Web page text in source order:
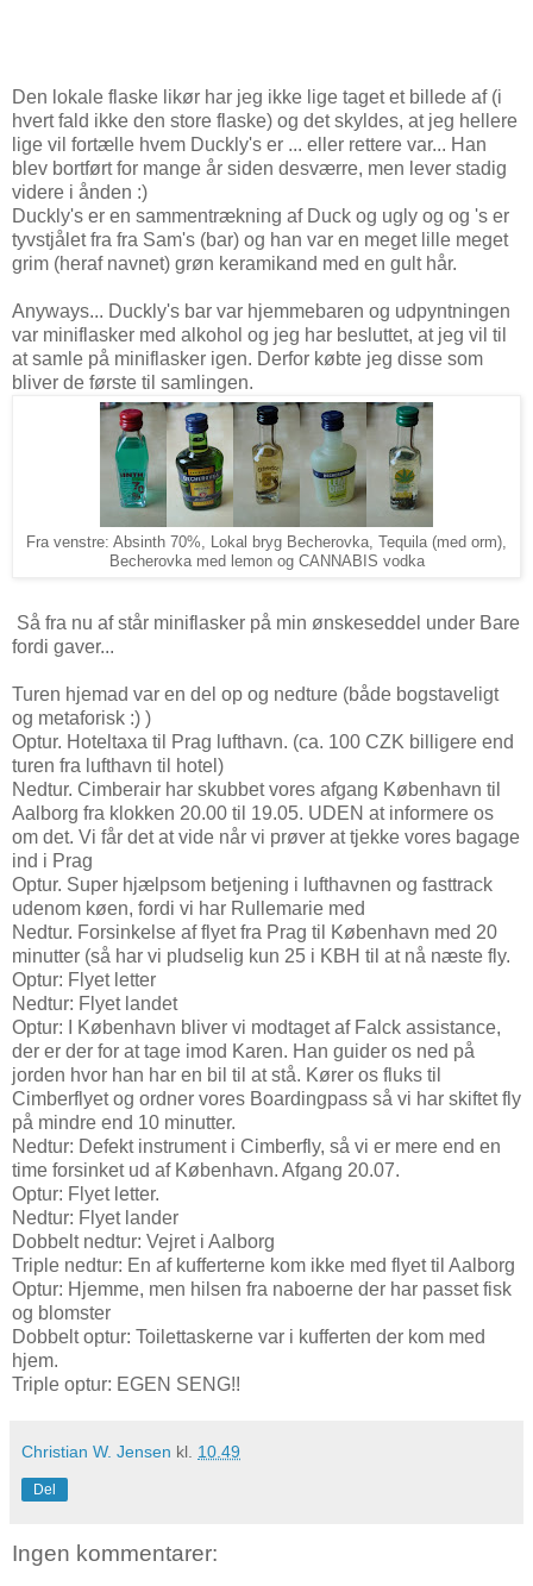
Den lokale flaske likør har jeg ikke lige taget et billede af (i
hvert fald ikke den store flaske) og det skyldes, at jeg hellere
lige vil fortælle hvem Duckly's er ... eller rettere var... Han
blev bortført for mange år siden desværre, men lever stadig
videre i ånden :)
Duckly's er en sammentrækning af Duck og ugly og og 's er
tyvstjålet fra fra Sam's (bar) og han var en meget lille meget
grim (heraf navnet) grøn keramikand med en gult hår.
Anyways... Duckly's bar var hjemmebaren og udpyntningen
var miniflasker med alkohol og jeg har besluttet, at jeg vil til
at samle på miniflasker igen. Derfor købte jeg disse som
bliver de første til samlingen.
Fra venstre: Absinth 70%, Lokal bryg Becherovka, Tequila (med orm),
Becherovka med lemon og CANNABIS vodka
Så fra nu af står miniflasker på min ønskeseddel under Bare
fordi gaver...
Turen hjemad var en del op og nedture (både bogstaveligt
og metaforisk :) )
Optur. Hoteltaxa til Prag lufthavn. (ca. 100 CZK billigere end
turen fra lufthavn til hotel)
Nedtur. Cimberair har skubbet vores afgang København til
Aalborg fra klokken 20.00 til 19.05. UDEN at informere os
om det. Vi får det at vide når vi prøver at tjekke vores bagage
ind i Prag
Optur. Super hjælpsom betjening i lufthavnen og fasttrack
udenom køen, fordi vi har Rullemarie med
Nedtur. Forsinkelse af flyet fra Prag til København med 20
minutter (så har vi pludselig kun 25 i KBH til at nå næste fly.
Optur: Flyet letter
Nedtur: Flyet landet
Optur: I København bliver vi modtaget af Falck assistance,
der er der for at tage imod Karen. Han guider os ned på
jorden hvor han har en bil til at stå. Kører os fluks til
Cimberflyet og ordner vores Boardingpass så vi har skiftet fly
på mindre end 10 minutter.
Nedtur: Defekt instrument i Cimberfly, så vi er mere end en
time forsinket ud af København. Afgang 20.07.
Optur: Flyet letter.
Nedtur: Flyet lander
Dobbelt nedtur: Vejret i Aalborg
Triple nedtur: En af kufferterne kom ikke med flyet til Aalborg
Optur: Hjemme, men hilsen fra naboerne der har passet fisk
og blomster
Dobbelt optur: Toilettaskerne var i kufferten der kom med
hjem.
Triple optur: EGEN SENG!!
Christian W. Jensen kl. 10.49
Del
Ingen kommentarer: